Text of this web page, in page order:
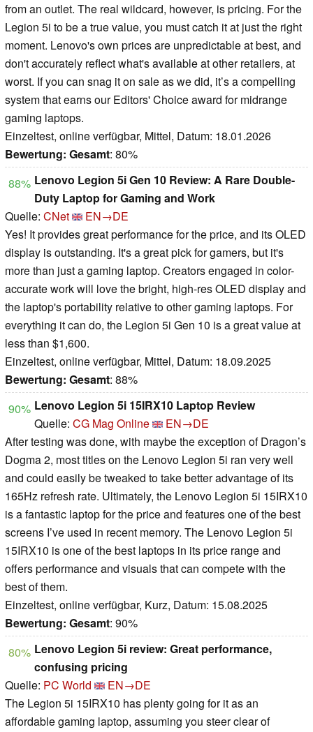
from an outlet. The real wildcard, however, is pricing. For the
Legion 5i to be a true value, you must catch it at just the right
moment. Lenovo's own prices are unpredictable at best, and
don't accurately reflect what's available at other retailers, at
worst. If you can snag it on sale as we did, it’s a compelling
system that earns our Editors' Choice award for midrange
gaming laptops.
Einzeltest, online verfügbar, Mittel, Datum: 18.01.2026
Bewertung: Gesamt: 80%
88% Lenovo Legion 5i Gen 10 Review: A Rare Double-
Duty Laptop for Gaming and Work
Quelle: CNet
EN→DE
Yes! It provides great performance for the price, and its OLED
display is outstanding. It's a great pick for gamers, but it's
more than just a gaming laptop. Creators engaged in color-
accurate work will love the bright, high-res OLED display and
the laptop's portability relative to other gaming laptops. For
everything it can do, the Legion 5i Gen 10 is a great value at
less than $1,600.
Einzeltest, online verfügbar, Mittel, Datum: 18.09.2025
Bewertung: Gesamt: 88%
90% Lenovo Legion 5i 15IRX10 Laptop Review
Quelle: CG Mag Online
EN→DE
After testing was done, with maybe the exception of Dragon’s
Dogma 2, most titles on the Lenovo Legion 5i ran very well
and could easily be tweaked to take better advantage of its
165Hz refresh rate. Ultimately, the Lenovo Legion 5i 15IRX10
is a fantastic laptop for the price and features one of the best
screens I’ve used in recent memory. The Lenovo Legion 5i
15IRX10 is one of the best laptops in its price range and
offers performance and visuals that can compete with the
best of them.
Einzeltest, online verfügbar, Kurz, Datum: 15.08.2025
Bewertung: Gesamt: 90%
80% Lenovo Legion 5i review: Great performance,
confusing pricing
Quelle: PC World
EN→DE
The Legion 5i 15IRX10 has plenty going for it as an
affordable gaming laptop, assuming you steer clear of